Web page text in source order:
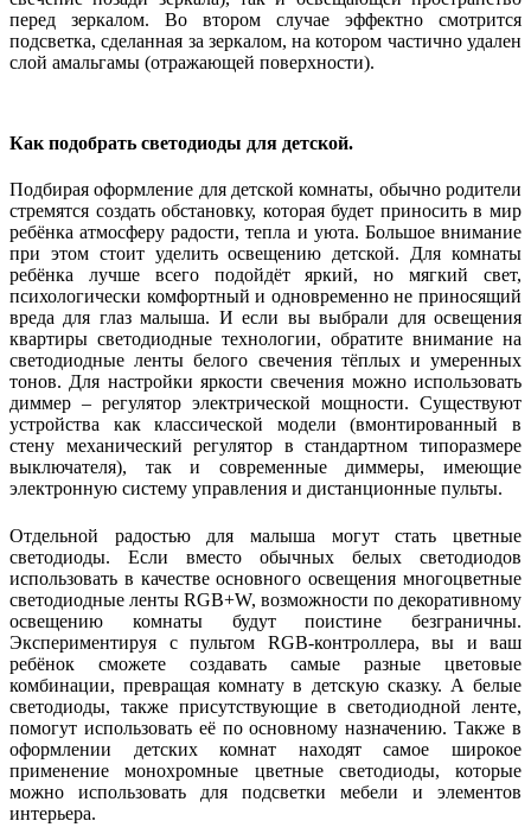
перед зеркалом. Во втором случае эффектно смотрится
подсветка, сделанная за зеркалом, на котором частично удален
слой амальгамы (отражающей поверхности).
Как подобрать светодиоды для детской.
Подбирая оформление для детской комнаты, обычно родители
стремятся создать обстановку, которая будет приносить в мир
ребёнка атмосферу радости, тепла и уюта. Большое внимание
при этом стоит уделить освещению детской. Для комнаты
ребёнка лучше всего подойдёт яркий, но мягкий свет,
психологически комфортный и одновременно не приносящий
вреда для глаз малыша. И если вы выбрали для освещения
квартиры светодиодные технологии, обратите внимание на
светодиодные ленты белого свечения тёплых и умеренных
тонов. Для настройки яркости свечения можно использовать
диммер – регулятор электрической мощности. Существуют
устройства как классической модели (вмонтированный в
стену механический регулятор в стандартном типоразмере
выключателя), так и современные диммеры, имеющие
электронную систему управления и дистанционные пульты.
Отдельной радостью для малыша могут стать цветные
светодиоды. Если вместо обычных белых светодиодов
использовать в качестве основного освещения многоцветные
светодиодные ленты RGB+W, возможности по декоративному
освещению комнаты будут поистине безграничны.
Экспериментируя с пультом RGB-контроллера, вы и ваш
ребёнок сможете создавать самые разные цветовые
комбинации, превращая комнату в детскую сказку. А белые
светодиоды, также присутствующие в светодиодной ленте,
помогут использовать её по основному назначению. Также в
оформлении детских комнат находят самое широкое
применение монохромные цветные светодиоды, которые
можно использовать для подсветки мебели и элементов
интерьера.